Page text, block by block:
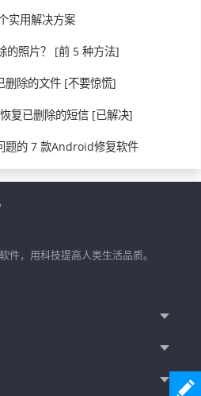
实用解决方案
的照片？ [前 5 种方法]
除的文件 [不要惊慌]
复已删除的短信 [已解决]
题的 7 款Android修复软件
件，用科技提高人类生活品质。